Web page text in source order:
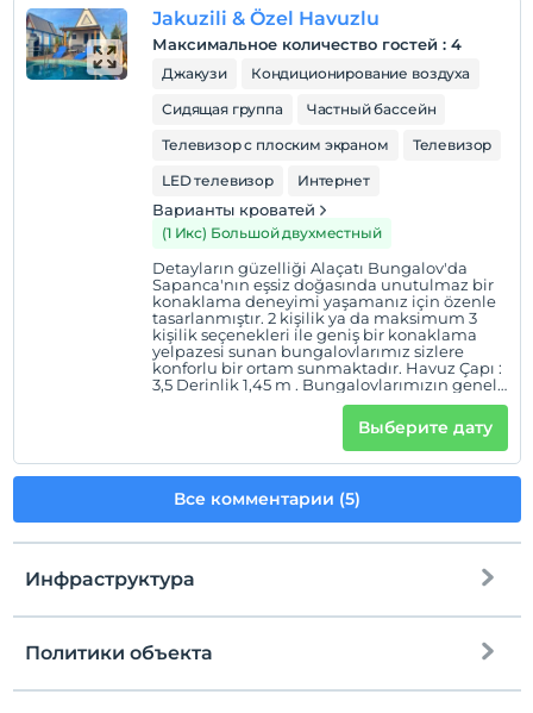
Jakuzili & Özel Havuzlu
Максимальное количество гостей : 4
Джакузи
Кондиционирование воздуха
Сидящая группа
Частный бассейн
Телевизор с плоским экраном
Телевизор
LED телевизор
Интернет
Варианты кроватей
(1 Икс) Большой двухместный
Detayların güzelliği Alaçatı Bungalov'da
Sapanca'nın eşsiz doğasında unutulmaz bir
konaklama deneyimi yaşamanız için özenle
tasarlanmıştır. 2 kişilik ya da maksimum 3
kişilik seçenekleri ile geniş bir konaklama
yelpazesi sunan bungalovlarımız sizlere
konforlu bir ortam sunmaktadır. Havuz Çapı :
3,5 Derinlik 1,45 m . Bungalovlarımızın genel
özellikleri şu şekildedir ; 3 Kişiye kadar
konaklama imkânı, 0-6 yaş 1 çocuk ücretsiz ,
Isınma : Kalorifer sistemi ile sağlanmaktadır.
YAŞAM ALANI: Oturma grubu, Klima, Smart
Tv , Döküm şömine soba MUTFAK: Mutfak
mevcuttur. Mini Buzdolabı YATAK ODASI: 1
Выберите дату
Все комментарии (5)
Инфраструктура
Политики объекта
Зарегистрироваться